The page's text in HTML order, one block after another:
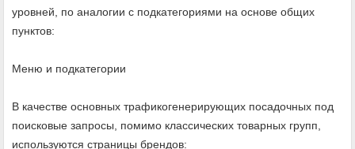
уровней, по аналогии с подкатегориями на основе общих
пунктов:
Меню и подкатегории
В качестве основных трафикогенерирующих посадочных под
поисковые запросы, помимо классических товарных групп,
используются страницы брендов: